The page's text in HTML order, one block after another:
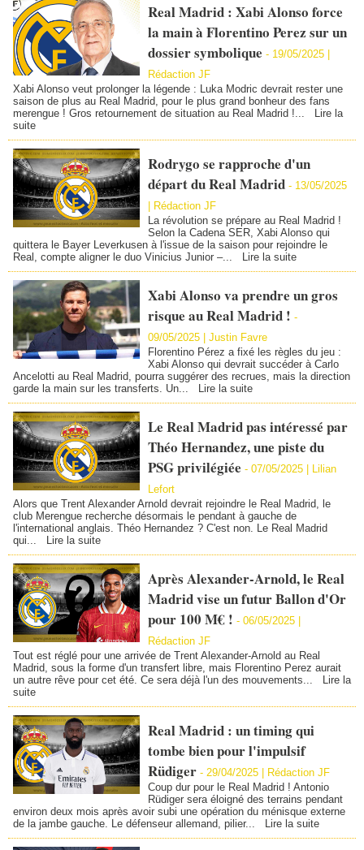
Real Madrid : Xabi Alonso force
la main à Florentino Perez sur un
dossier symbolique - 19/05/2025 |
Rédaction JF
Xabi Alonso veut prolonger la légende : Luka Modric devrait rester une
saison de plus au Real Madrid, pour le plus grand bonheur des fans
merengue ! Gros retournement de situation au Real Madrid !...
Lire la
suite
Rodrygo se rapproche d'un
départ du Real Madrid - 13/05/2025
| Rédaction JF
La révolution se prépare au Real Madrid !
Selon la Cadena SER, Xabi Alonso qui
quittera le Bayer Leverkusen à l'issue de la saison pour rejoindre le
Real, compte aligner le duo Vinicius Junior –...
Lire la suite
Xabi Alonso va prendre un gros
risque au Real Madrid ! -
09/05/2025 |Justin Favre
Florentino Pérez a fixé les règles du jeu :
Xabi Alonso qui devrait succéder à Carlo
Ancelotti au Real Madrid, pourra suggérer des recrues, mais la direction
garde la main sur les transferts. Un...
Lire la suite
Le Real Madrid pas intéressé par
Théo Hernandez, une piste du
PSG privilégiée - 07/05/2025 |
Lilian
Lefort
Alors que Trent Alexander Arnold devrait rejoindre le Real Madrid, le
club Merengue recherche désormais le pendant à gauche de
l'international anglais. Théo Hernandez ? C'est non. Le Real Madrid
qui...
Lire la suite
Après Alexander-Arnold, le Real
Madrid vise un futur Ballon d'Or
pour 100 M€ ! - 06/05/2025 |
Rédaction JF
Tout est réglé pour une arrivée de Trent Alexander-Arnold au Real
Madrid, sous la forme d'un transfert libre, mais Florentino Perez aurait
un autre rêve pour cet été. Ce sera déjà l'un des mouvements...
Lire la
suite
Real Madrid : un timing qui
tombe bien pour l'impulsif
Rüdiger - 29/04/2025 | Rédaction JF
Coup dur pour le Real Madrid ! Antonio
Rüdiger sera éloigné des terrains pendant
environ deux mois après avoir subi une opération du ménisque externe
de la jambe gauche. Le défenseur allemand, pilier...
Lire la suite